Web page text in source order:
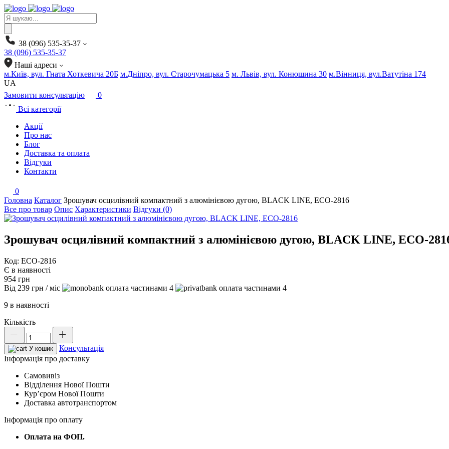
Products
search
38 (096) 535-35-37
38 (096) 535-35-37
Наші адреси
м.Київ, вул. Гната Хоткевича 20Б м.Дніпро, вул. Старочумацька 5 м. Львів, вул. Конюшина 30 м.Вінниця, вул.Ватутіна 174
UA
Замовити консультацію
0
Всі категорії
Акції
Про нас
Блог
Доставка та оплата
Відгуки
Контакти
0
Головна Каталог Зрошувач осцилівний компактний з алюмінієвою дугою, BLACK LINE, ECO-2816
Все про товар Опис Характеристики Відгуки (0)
Зрошувач осцилівний компактний з алюмінієвою дугою, BLACK LINE, ECO-
Код: ECO-2816
Є в наявності
954 грн
Від 239 грн / міс 4
4
9 в наявності
Кількість
Зрошувач
осцилівний
компактний
з
дугою,
BLACK
LINE,
ECO-
кількість
У кошик
Консультація
Інформація про доставку
Самовивіз
Відділення Нової Пошти
Курʼєром Нової Пошти
Доставка автотранспортом
Інформація про оплату
Оплата на ФОП.